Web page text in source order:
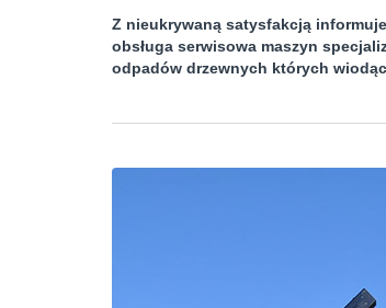
Z nieukrywaną satysfakcją
obsługa serwisowa maszyn
odpadów drzewnych których